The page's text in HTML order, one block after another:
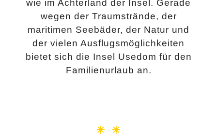
wie im Achterland der Insel. Gerade
wegen der Traumstrände, der
maritimen Seebäder, der Natur und
der vielen Ausflugsmöglichkeiten
bietet sich die Insel Usedom für den
Familienurlaub an.
☀ ☀